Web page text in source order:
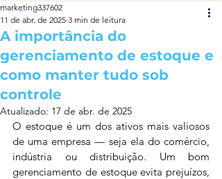
A importância do
gerenciamento de estoque e
como manter tudo sob
controle
marketing337602
11 de abr. de 2025 3 min de leitura
Atualizado: 17 de abr. de 2025
O estoque é um dos ativos mais valiosos
de uma empresa — seja ela do comércio,
indústria ou distribuição. Um bom
gerenciamento de estoque evita prejuízos,